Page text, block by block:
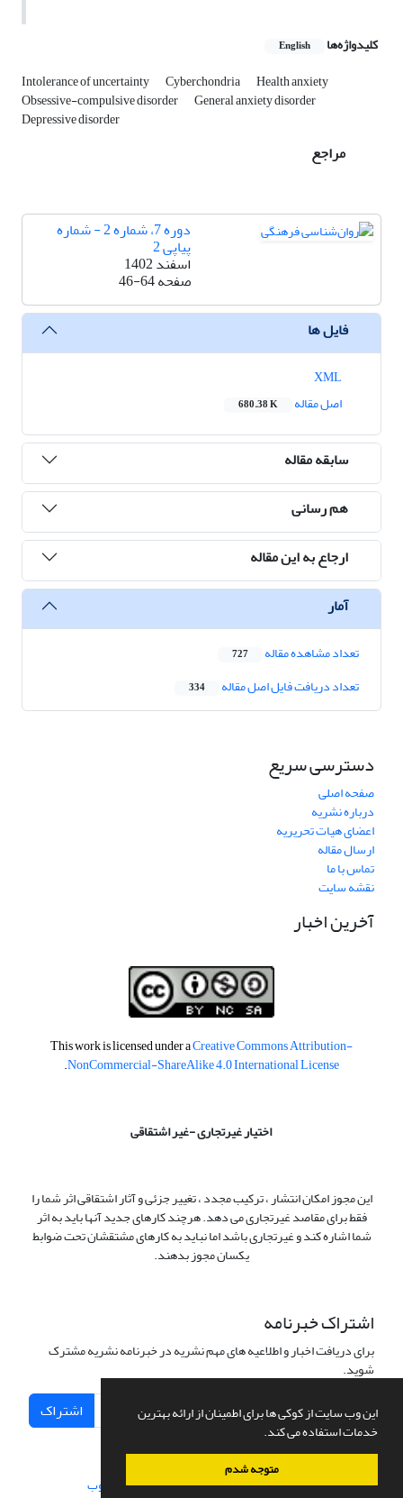
این وب سایت از کوکی ها برای اطمینان از ارائه بهترین
خدمات استفاده می کند.
متوجه شدم
کلیدواژه‌ها English
Intolerance of uncertainty Cyberchondria Health anxiety
Obsessive-compulsive disorder General anxiety disorder
Depressive disorder
مراجع
دوره 7، شماره 2 - شماره
پیاپی 2
اسفند 1402
صفحه46-64
فایل ها
اصل مقاله
680.38 K
سابقه مقاله
هم رسانی
ارجاع به این مقاله
آمار
تعداد مشاهده مقاله 727
تعداد دریافت فایل اصل مقاله 334
دسترسی سریع
صفحه اصلی
درباره نشریه
اعضای هیات تحریریه
ارسال مقاله
تماس با ما
نقشه سایت
آخرین اخبار
This work is licensed under aCreative Commons Attribution-
NonCommercial-ShareAlike 4.0 International License
.
اختیار غیرتجاری -غیر اشتقاقی
این مجوز امکان انتشار ، ترکیب مجدد ، تغییر جزئی و آثار اشتقاقی اثر شما را
فقط برای مقاصد غیرتجاری می دهد. هرچند کارهای جدید آنها باید به اثر
شما اشاره کند و غیرتجاری باشد اما نباید به کارهای مشتقشان تحت ضوابط
یکسان مجوز بدهند.
اشتراک خبرنامه
برای دریافت اخبار و اطلاعیه های مهم نشریه در خبرنامه نشریه مشترک
شوید.
اشتراک
سامانه مدیریت نشریات علمی.طراحی و پیاده سازی از سیناوب